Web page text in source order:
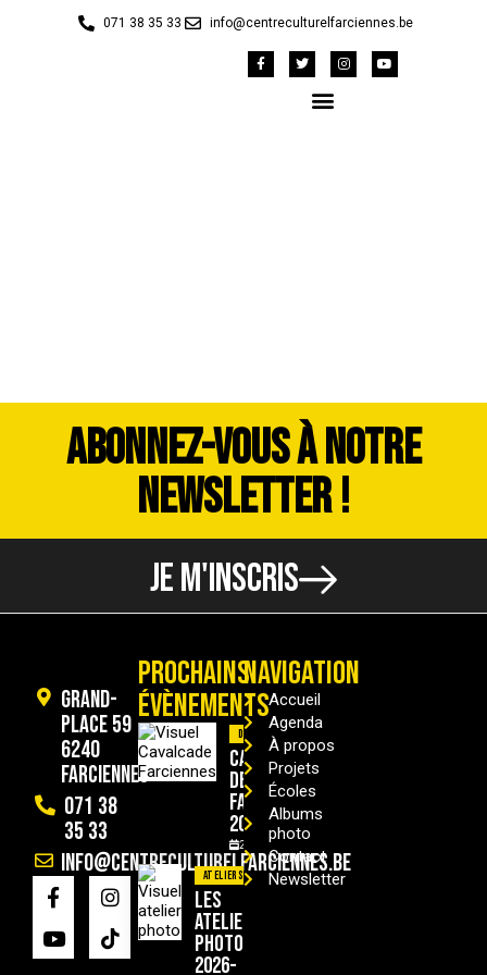
071 38 35 33 info@centreculturelfarciennes.be
ABONNEZ-VOUS À NOTRE
NEWSLETTER !
JE M'INSCRIS
Grand-
Place 59
6240
Farciennes
071 38
35 33
info@centreculturelfarciennes.be
PROCHAINS
ÉVÈNEMENTS
Divers
Cavalcade
de
Farciennes
2026
29/08/2026
Ateliers
Les
ateliers
photo
2026-
NAVIGATION
Accueil
Agenda
À propos
Projets
Écoles
Albums
photo
Contact
Newsletter